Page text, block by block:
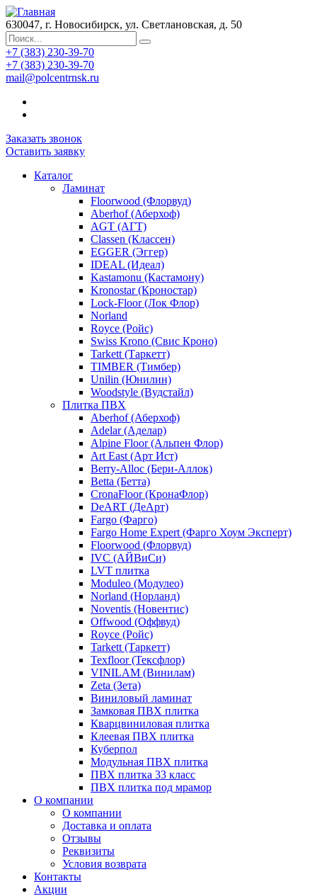
630047, г. Новосибирск, ул. Светлановская, д. 50
+7 (383) 230-39-70
+7 (383) 230-39-70
mail@polcentrnsk.ru
Заказать звонок
Оставить заявку
Каталог
Ламинат
Floorwood (Флорвуд)
Aberhof (Аберхоф)
AGT (АГТ)
Classen (Классен)
EGGER (Эггер)
IDEAL (Идеал)
Kastamonu (Кастамону)
Kronostar (Кроностар)
Lock-Floor (Лок Флор)
Norland
Royce (Ройс)
Swiss Krono (Свис Кроно)
Tarkett (Таркетт)
TIMBER (Тимбер)
Unilin (Юнилин)
Woodstyle (Вудстайл)
Плитка ПВХ
Aberhof (Аберхоф)
Adelar (Аделар)
Alpine Floor (Альпен Флор)
Art East (Арт Ист)
Berry-Alloc (Бери-Аллок)
Betta (Бетта)
CronaFloor (КронаФлор)
DeART (ДеАрт)
Fargo (Фарго)
Fargo Home Expert (Фарго Хоум Эксперт)
Floorwood (Флорвуд)
IVC (АЙВиСи)
LVT плитка
Moduleo (Модулео)
Norland (Норланд)
Noventis (Новентис)
Offwood (Оффвуд)
Royce (Ройс)
Tarkett (Таркетт)
Texfloor (Тексфлор)
VINILAM (Винилам)
Zeta (Зета)
Виниловый ламинат
Замковая ПВХ плитка
Кварцвиниловая плитка
Клеевая ПВХ плитка
Куберпол
Модульная ПВХ плитка
ПВХ плитка 33 класс
ПВХ плитка под мрамор
О компании
О компании
Доставка и оплата
Отзывы
Реквизиты
Условия возврата
Контакты
Акции